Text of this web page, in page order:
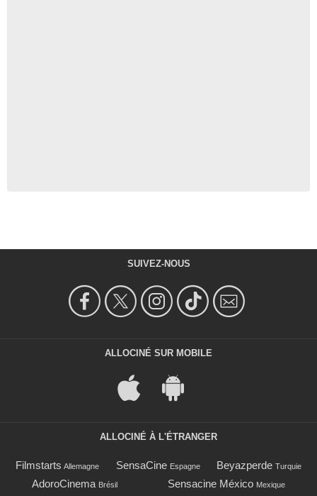
SUIVEZ-NOUS
ALLOCINÉ SUR MOBILE
ALLOCINÉ À L'ÉTRANGER
Filmstarts Allemagne SensaCine Espagne Beyazperde Turquie
AdoroCinema Brésil Sensacine México Mexique